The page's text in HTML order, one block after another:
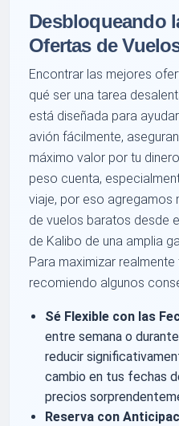
Desbloqueando
Ofertas de
Encontrar las mejores
qué ser una tarea
está diseñada para
avión fácilmente,
máximo valor por tu
peso cuenta,
viaje, por eso agregamos
de vuelos baratos desde
de Kalibo de una amplia
Para maximizar
recomiendo algunos
Sé Flexible con las
entre semana o
reducir
cambio en tus fechas
precios
Reserva con